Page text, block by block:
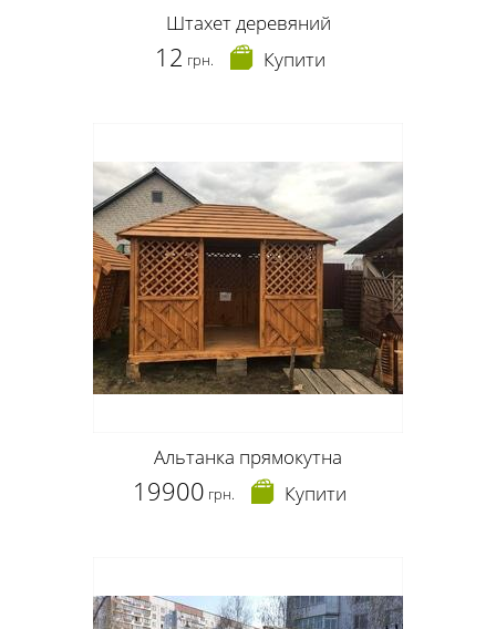
Штахет деревяний
12 грн. Купити
Альтанка прямокутна
19900 грн. Купити